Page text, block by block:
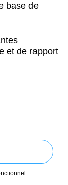
base de
et de rapport